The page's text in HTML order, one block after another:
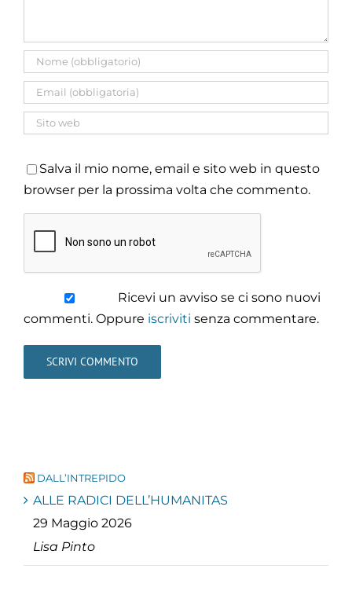
Salva il mio nome, email e sito web in questo
browser per la prossima volta che commento.
Ricevi un avviso se ci sono nuovi
commenti. Oppure iscriviti senza commentare.
DALL’INTREPIDO
ALLE RADICI DELL’HUMANITAS
29 Maggio 2026
Lisa Pinto